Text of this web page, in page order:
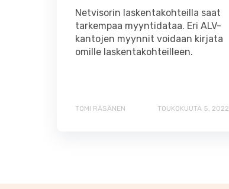
Netvisorin laskentakohteilla saat
tarkempaa myyntidataa. Eri ALV-
kantojen myynnit voidaan kirjata
omille laskentakohteilleen.
TOMI RÄSÄNEN TOUKOKUUTA 5, 2022